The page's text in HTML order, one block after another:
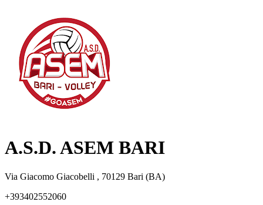
A.S.D. ASEM BARI
Via Giacomo Giacobelli , 70129 Bari (BA)
+393402552060